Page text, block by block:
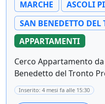
MARCHE
ASCOLI
SAN BENEDETTO DEL
APPARTAMENTI
Cerco Appartamento
Benedetto del Tronto
Inserito: 4 mesi fa alle 15:30